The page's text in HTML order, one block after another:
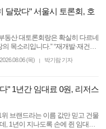
달랐다" 서울시 토론회, 호
동산 대토론회랑은 확실히 다르네
목소리입니다.” “재개발·재건축
을 막아주십시오.” 서울시는 6일 오전 서울시청 ...
2026.08.06 (목) | 박기람 기자
" 1년간 임대료 0원, 리저스
위 브랜드라는 이름 값만 믿고 건물
, 1년이 지나도록 손에 쥔 임대료